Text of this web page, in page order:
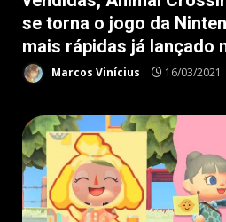
se torna o jogo da
mais rápidas já lançado
Marcos Vinícius 16/03/2021